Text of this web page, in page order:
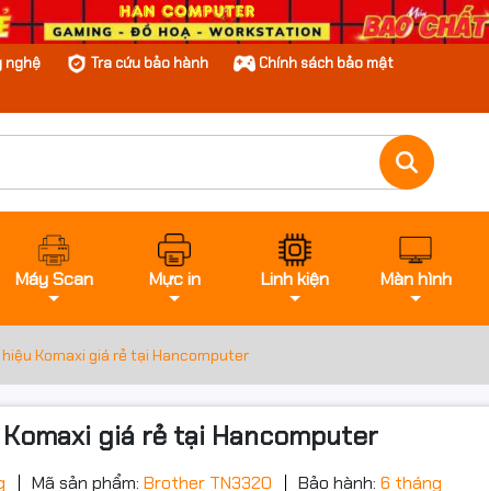
nghệ Tra cứu bảo hành
Chính sách bảo mật
Máy Scan Mực in Linh kiện Màn hình
Komaxi giá rẻ tại Hancomputer
giá rẻ tại Hancomputer
Mã sản phẩm: Brother TN3320 Bảo hành: 6 tháng